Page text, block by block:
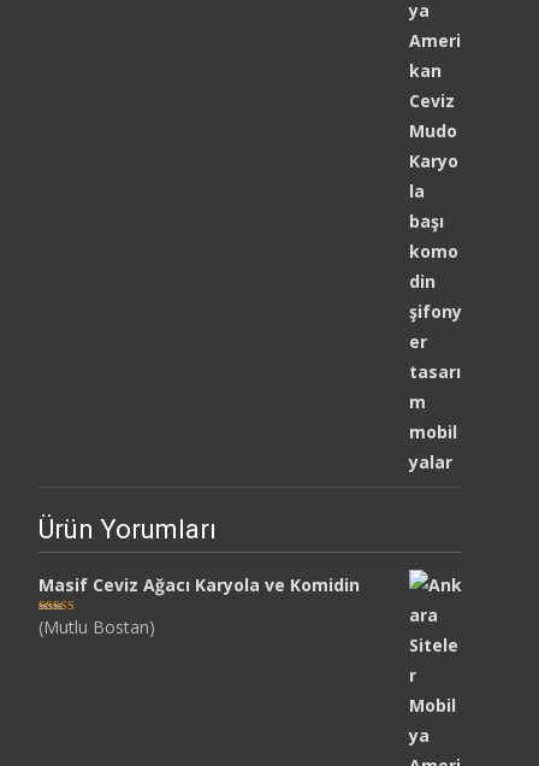
Ürün Yorumları
Masif Ceviz Ağacı Karyola ve Komidin
5 üzerinden5
oy aldı
(Mutlu Bostan)